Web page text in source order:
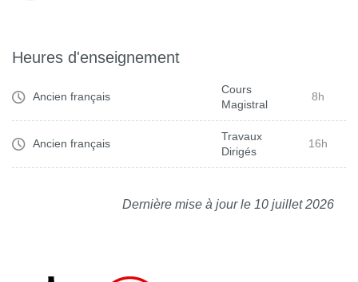
Heures d'enseignement
Ancien français
Cours
Magistral
8h
Ancien français
Travaux
Dirigés
16h
Dernière mise à jour le 10 juillet 2026